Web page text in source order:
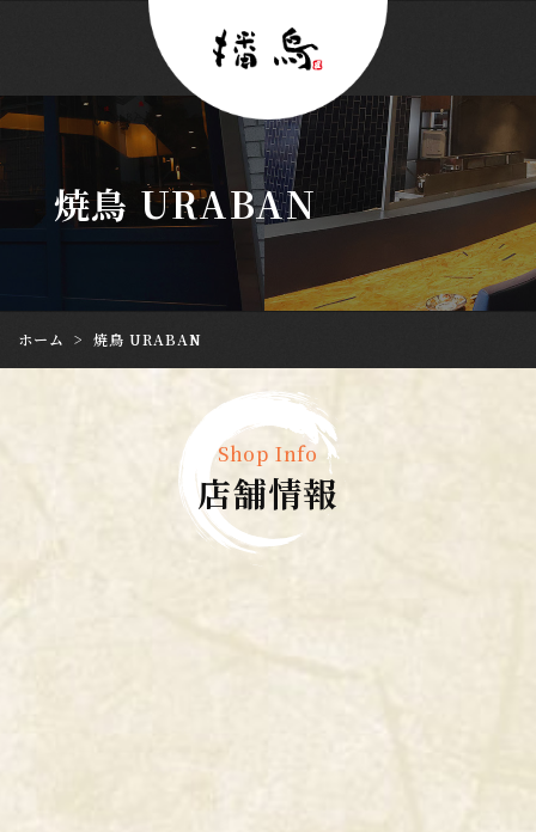
焼鳥 URABAN
ホーム > 焼鳥 URABAN
Shop Info
店舗情報